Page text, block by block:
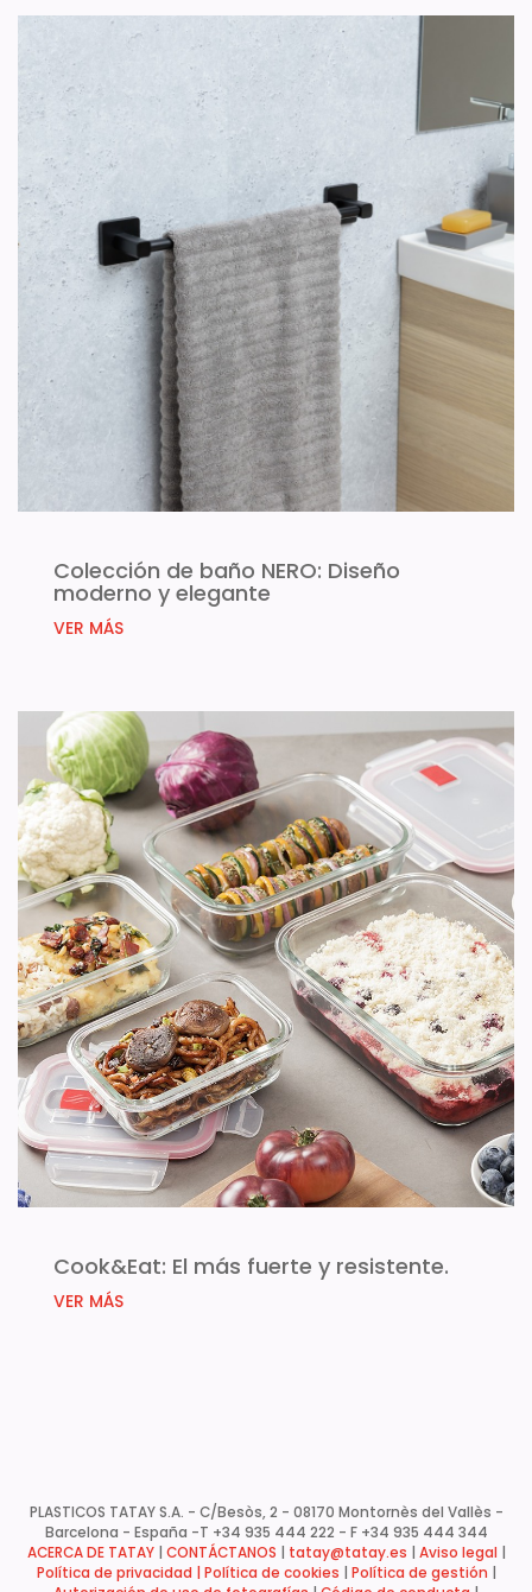
Colección de baño NERO: Diseño
moderno y elegante
VER MÁS
Cook&Eat: El más fuerte y resistente.
VER MÁS
PLASTICOS TATAY S.A. - C/Besòs, 2 - 08170 Montornès del Vallès -
Barcelona - España -T +34 935 444 222 - F +34 935 444 344
ACERCA DE TATAY| CONTÁCTANOS tatay@tatay.es Aviso legal
Política de privacidad | Política de cookies Política de gestión